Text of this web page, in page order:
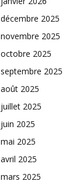
décembre 2025
novembre 2025
octobre 2025
septembre 2025
août 2025
juillet 2025
juin 2025
mai 2025
avril 2025
mars 2025